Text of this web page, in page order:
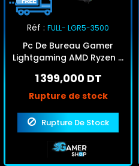
Réf : FULL- LGR5-3500
Pc De Bureau Gamer
Lightgaming AMD Ryzen 5
1 399,000 DT
Rupture de stock
Rupture De Stock